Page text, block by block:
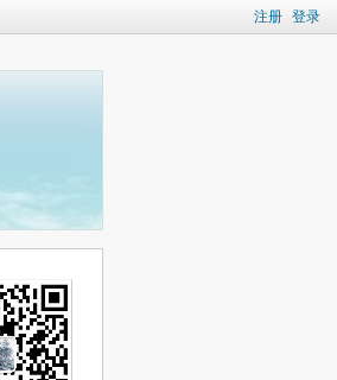
注册 登录